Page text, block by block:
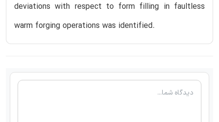
deviations with respect to form filling in faultless
warm forging operations was identified.